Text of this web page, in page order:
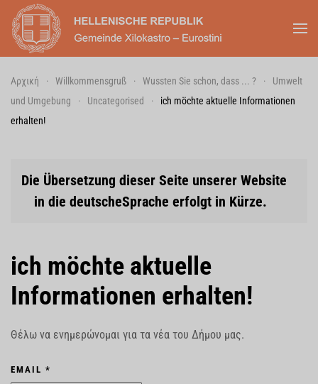
Skip to main content
Αρχική Willkommensgruß Wussten Sie schon, dass ... ?
Umwelt
und Umgebung
Uncategorised
ich möchte aktuelle Informationen
erhalten!
Die Übersetzung dieser Seite unserer Website
in die deutscheSprache erfolgt in Kürze.
ich möchte aktuelle
Informationen erhalten!
Θέλω να ενημερώνομαι για τα νέα του Δήμου μας.
EMAIL *